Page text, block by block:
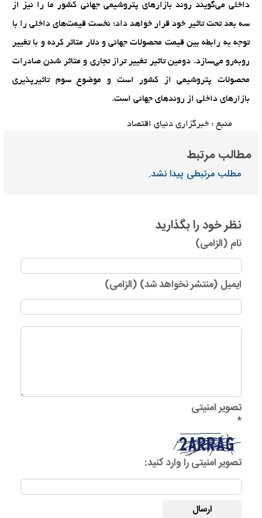
داخلی می‌گویند روند بازارهای پتروشیمی جهانی کشور ما را نیز از
سه بعد تحت تاثیر خود قرار خواهد داد؛ نخست قیمت‌های داخلی را با
توجه به رابطه بین قیمت محصولات جهانی و دلار متاثر کرده و با تغییر
روبه‌رو‌ می‌سازد. دومین تاثیر تغییر تراز تجاری و متاثر شدن صادرات
محصولات پتروشیمی از کشور است و موضوع سوم تاثیرپذیری
بازارهای داخلی از روندهای جهانی است.
منبع : خبرگزاری دنیای اقتصاد
مطالب مرتبط
مطلب مرتبطی پیدا نشد.
نظر خود را بگذارید
نام (الزامی)
ایمیل (منتشر نخواهد شد) (الزامی)
تصویر امنیتی
*
تصویر امنیتی را وارد کنید: